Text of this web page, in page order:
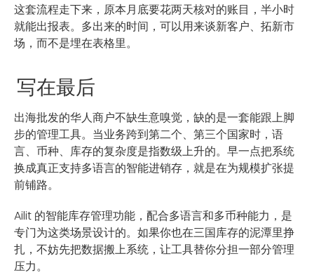
这套流程走下来，原本月底要花两天核对的账目，半小时
就能出报表。多出来的时间，可以用来谈新客户、拓新市
场，而不是埋在表格里。
写在最后
出海批发的华人商户不缺生意嗅觉，缺的是一套能跟上脚
步的管理工具。当业务跨到第二个、第三个国家时，语
言、币种、库存的复杂度是指数级上升的。早一点把系统
换成真正支持多语言的智能进销存，就是在为规模扩张提
前铺路。
Ailit 的智能库存管理功能，配合多语言和多币种能力，是
专门为这类场景设计的。如果你也在三国库存的泥潭里挣
扎，不妨先把数据搬上系统，让工具替你分担一部分管理
压力。